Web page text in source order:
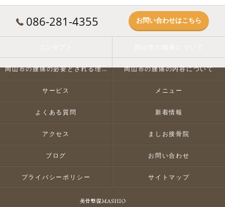
086-281-4355 お問い合わせはこちら
岡山市の腰痛の必要とされる理由 岡山市の腰痛の内容について
サービス メニュー
よくある質問 新着情報
アクセス ましお接骨院
ブログ お問い合わせ
プライバシーポリシー サイトマップ